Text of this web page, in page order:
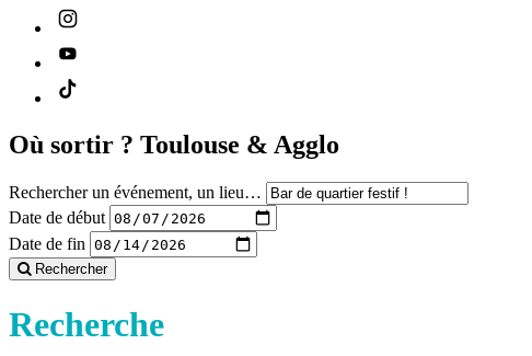
Où sortir ? Toulouse & Agglo
Rechercher un événement, un lieu…
Date de début
Date de fin
Rechercher
Recherche